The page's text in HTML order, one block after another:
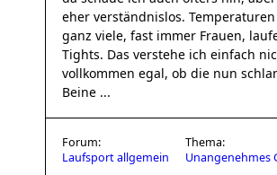
eher verständnislos.
ganz viele, fast immer Frauen,
Tights. Das verstehe ich einfach
vollkommen egal, ob die nun
Beine ...
Forum:
Laufsport allgemein
Thema:
Unangenehmes